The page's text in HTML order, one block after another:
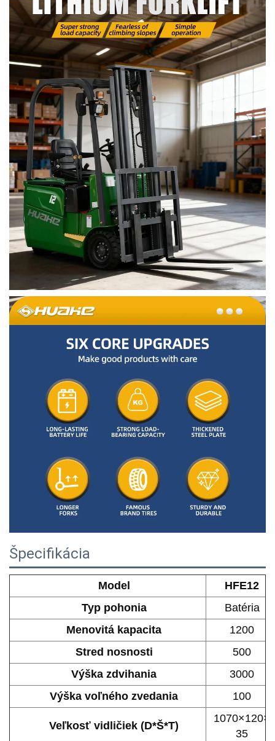
Špecifikácia
Model
HFE12
Typ pohonia
Batéria
Menovitá kapacita
1200
Stred nosnosti
500
Výška zdvihania
3000
Výška voľného zvedania
100
Veľkosť vidličiek (D*Š*T)
1070×120×
35